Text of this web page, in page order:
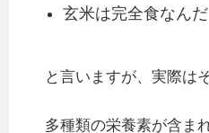
玄米は完全食なんだ
と言いますが、実際は
多種類の栄養素が含ま